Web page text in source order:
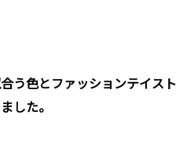
う色とファッションテイスト
した。